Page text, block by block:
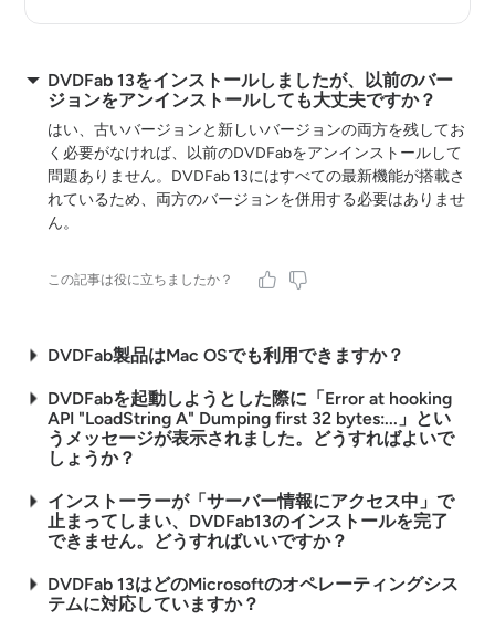
DVDFab 13をインストールしましたが、以前のバー
ジョンをアンインストールしても大丈夫ですか？
はい、古いバージョンと新しいバージョンの両方を残してお
く必要がなければ、以前のDVDFabをアンインストールして
問題ありません。DVDFab 13にはすべての最新機能が搭載さ
れているため、両方のバージョンを併用する必要はありませ
ん。
この記事は役に立ちましたか？
DVDFab製品はMac OSでも利用できますか？
DVDFabを起動しようとした際に「Error at hooking
API "LoadString A" Dumping first 32 bytes:...」とい
うメッセージが表示されました。どうすればよいで
しょうか？
インストーラーが「サーバー情報にアクセス中」で
止まってしまい、DVDFab13のインストールを完了
できません。どうすればいいですか？
DVDFab 13はどのMicrosoftのオペレーティングシス
テムに対応していますか？